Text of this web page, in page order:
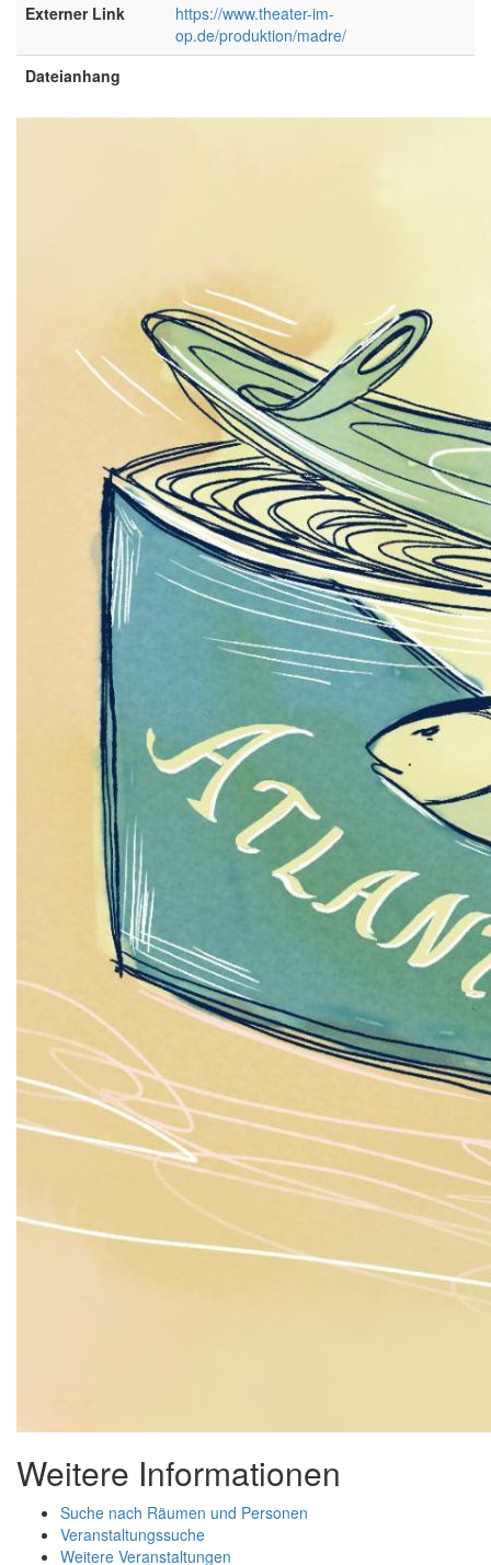
Externer Link
https://www.theater-im-
op.de/produktion/madre/
Dateianhang
Weitere Informationen
Suche nach Räumen und Personen
Veranstaltungssuche
Weitere Veranstaltungen